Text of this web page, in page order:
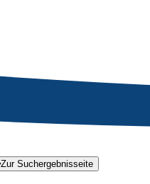
Zur Suchergebnisseite